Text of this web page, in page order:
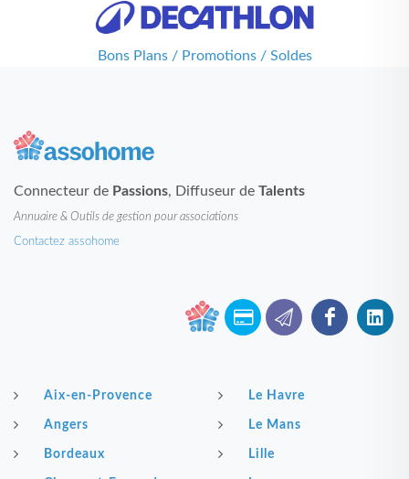
Bons Plans / Promotions / Soldes
Connecteur de Passions, Diffuseur de Talents
Annuaire & Outils de gestion pour associations
Contactez assohome
Aix-en-Provence
Angers
Bordeaux
Le Havre
Le Mans
Lille